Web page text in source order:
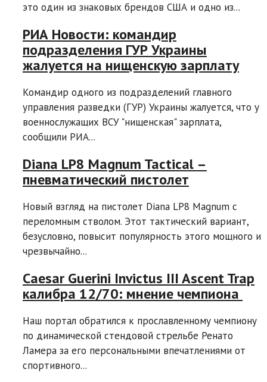
это один из знаковых брендов США и одно из...
РИА Новости: командир
подразделения ГУР Украины
жалуется на нищенскую зарплату
Командир одного из подразделений главного
управления разведки (ГУР) Украины жалуется, что у
военнослужащих ВСУ "нищенская" зарплата,
сообщили РИА...
Diana LP8 Magnum Tactical –
пневматический пистолет
Новый взгляд на пистолет Diana LP8 Magnum с
переломным стволом. Этот тактический вариант,
безусловно, повысит популярность этого мощного и
чрезвычайно...
Caesar Guerini Invictus III Ascent Trap
калибра 12/70: мнение чемпиона
Наш портал обратился к прославленному чемпиону
по динамической стендовой стрельбе Ренато
Ламера за его персональными впечатлениями от
спортивного...